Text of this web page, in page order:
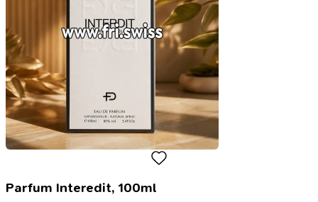
Parfum Interedit, 100ml